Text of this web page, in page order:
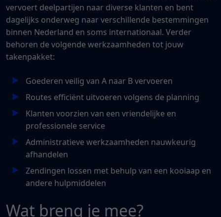
vervoert deelpartijen naar diverse klanten en bent
dagelijks onderweg naar verschillende bestemmingen
binnen Nederland en soms internationaal. Verder
behoren de volgende werkzaamheden tot jouw
takenpakket:
Goederen veilig van A naar B vervoeren
Routes efficiënt uitvoeren volgens de planning
Klanten voorzien van een vriendelijke en
professionele service
Administratieve werkzaamheden nauwkeurig
afhandelen
Zendingen lossen met behulp van een kooiaap en
andere hulpmiddelen
Wat breng je mee?